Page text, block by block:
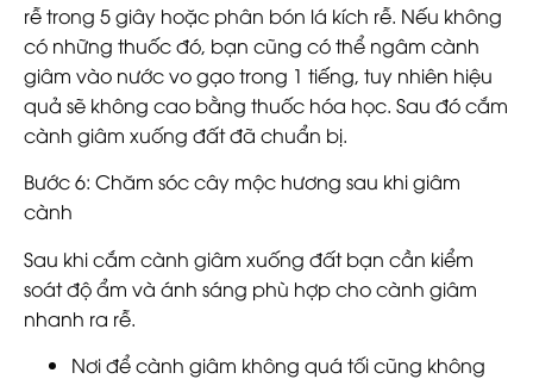
rễ trong 5 giây hoặc phân bón lá kích rễ. Nếu không
có những thuốc đó, bạn cũng có thể ngâm cành
giâm vào nước vo gạo trong 1 tiếng, tuy nhiên hiệu
quả sẽ không cao bằng thuốc hóa học. Sau đó cắm
cành giâm xuống đất đã chuẩn bị.
Bước 6: Chăm sóc cây mộc hương sau khi giâm
cành
Sau khi cắm cành giâm xuống đất bạn cần kiểm
soát độ ẩm và ánh sáng phù hợp cho cành giâm
nhanh ra rễ.
Nơi để cành giâm không quá tối cũng không